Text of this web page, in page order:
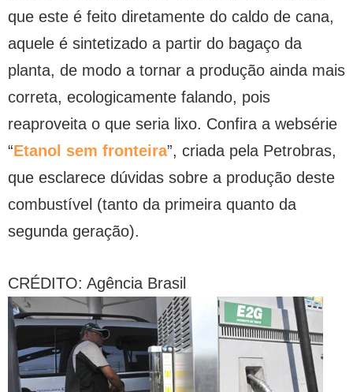
que este é feito diretamente do caldo de cana,
aquele é sintetizado a partir do bagaço da
planta, de modo a tornar a produção ainda mais
correta, ecologicamente falando, pois
reaproveita o que seria lixo. Confira a websérie
“Etanol sem fronteira”, criada pela Petrobras,
que esclarece dúvidas sobre a produção deste
combustível (tanto da primeira quanto da
segunda geração).
CRÉDITO: Agência Brasil